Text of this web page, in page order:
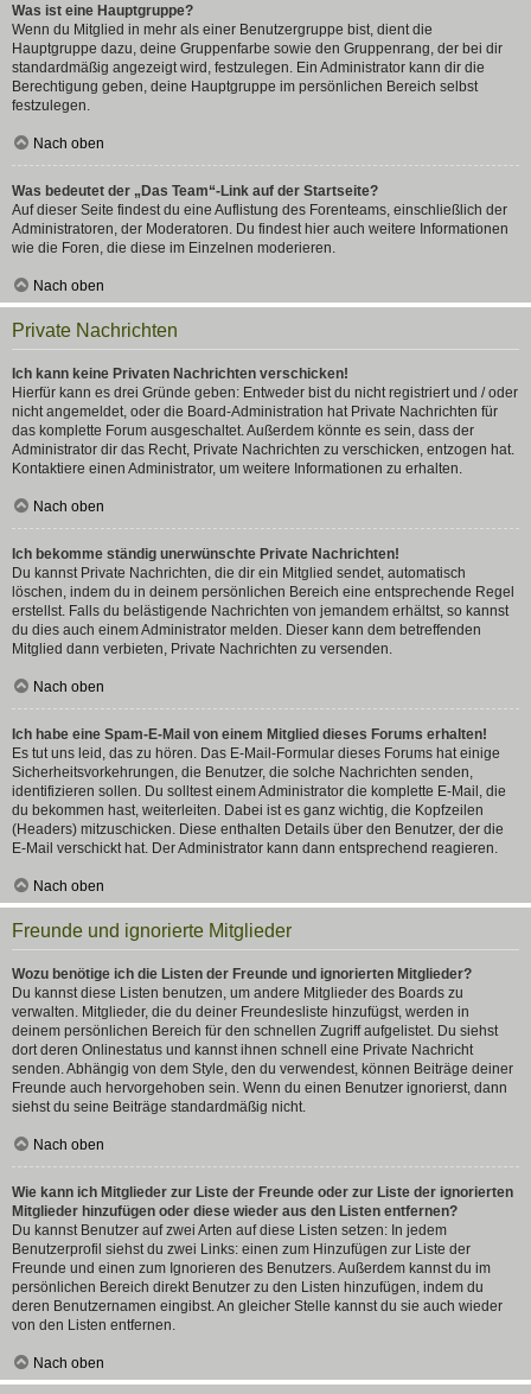
Was ist eine Hauptgruppe?
Wenn du Mitglied in mehr als einer Benutzergruppe bist, dient die
Hauptgruppe dazu, deine Gruppenfarbe sowie den Gruppenrang, der bei dir
standardmäßig angezeigt wird, festzulegen. Ein Administrator kann dir die
Berechtigung geben, deine Hauptgruppe im persönlichen Bereich selbst
festzulegen.
Nach oben
Was bedeutet der „Das Team“-Link auf der Startseite?
Auf dieser Seite findest du eine Auflistung des Forenteams, einschließlich der
Administratoren, der Moderatoren. Du findest hier auch weitere Informationen
wie die Foren, die diese im Einzelnen moderieren.
Nach oben
Private Nachrichten
Ich kann keine Privaten Nachrichten verschicken!
Hierfür kann es drei Gründe geben: Entweder bist du nicht registriert und / oder
nicht angemeldet, oder die Board-Administration hat Private Nachrichten für
das komplette Forum ausgeschaltet. Außerdem könnte es sein, dass der
Administrator dir das Recht, Private Nachrichten zu verschicken, entzogen hat.
Kontaktiere einen Administrator, um weitere Informationen zu erhalten.
Nach oben
Ich bekomme ständig unerwünschte Private Nachrichten!
Du kannst Private Nachrichten, die dir ein Mitglied sendet, automatisch
löschen, indem du in deinem persönlichen Bereich eine entsprechende Regel
erstellst. Falls du belästigende Nachrichten von jemandem erhältst, so kannst
du dies auch einem Administrator melden. Dieser kann dem betreffenden
Mitglied dann verbieten, Private Nachrichten zu versenden.
Nach oben
Ich habe eine Spam-E-Mail von einem Mitglied dieses Forums erhalten!
Es tut uns leid, das zu hören. Das E-Mail-Formular dieses Forums hat einige
Sicherheitsvorkehrungen, die Benutzer, die solche Nachrichten senden,
identifizieren sollen. Du solltest einem Administrator die komplette E-Mail, die
du bekommen hast, weiterleiten. Dabei ist es ganz wichtig, die Kopfzeilen
(Headers) mitzuschicken. Diese enthalten Details über den Benutzer, der die
E-Mail verschickt hat. Der Administrator kann dann entsprechend reagieren.
Nach oben
Freunde und ignorierte Mitglieder
Wozu benötige ich die Listen der Freunde und ignorierten Mitglieder?
Du kannst diese Listen benutzen, um andere Mitglieder des Boards zu
verwalten. Mitglieder, die du deiner Freundesliste hinzufügst, werden in
deinem persönlichen Bereich für den schnellen Zugriff aufgelistet. Du siehst
dort deren Onlinestatus und kannst ihnen schnell eine Private Nachricht
senden. Abhängig von dem Style, den du verwendest, können Beiträge deiner
Freunde auch hervorgehoben sein. Wenn du einen Benutzer ignorierst, dann
siehst du seine Beiträge standardmäßig nicht.
Nach oben
Wie kann ich Mitglieder zur Liste der Freunde oder zur Liste der ignorierten
Mitglieder hinzufügen oder diese wieder aus den Listen entfernen?
Du kannst Benutzer auf zwei Arten auf diese Listen setzen: In jedem
Benutzerprofil siehst du zwei Links: einen zum Hinzufügen zur Liste der
Freunde und einen zum Ignorieren des Benutzers. Außerdem kannst du im
persönlichen Bereich direkt Benutzer zu den Listen hinzufügen, indem du
deren Benutzernamen eingibst. An gleicher Stelle kannst du sie auch wieder
von den Listen entfernen.
Nach oben